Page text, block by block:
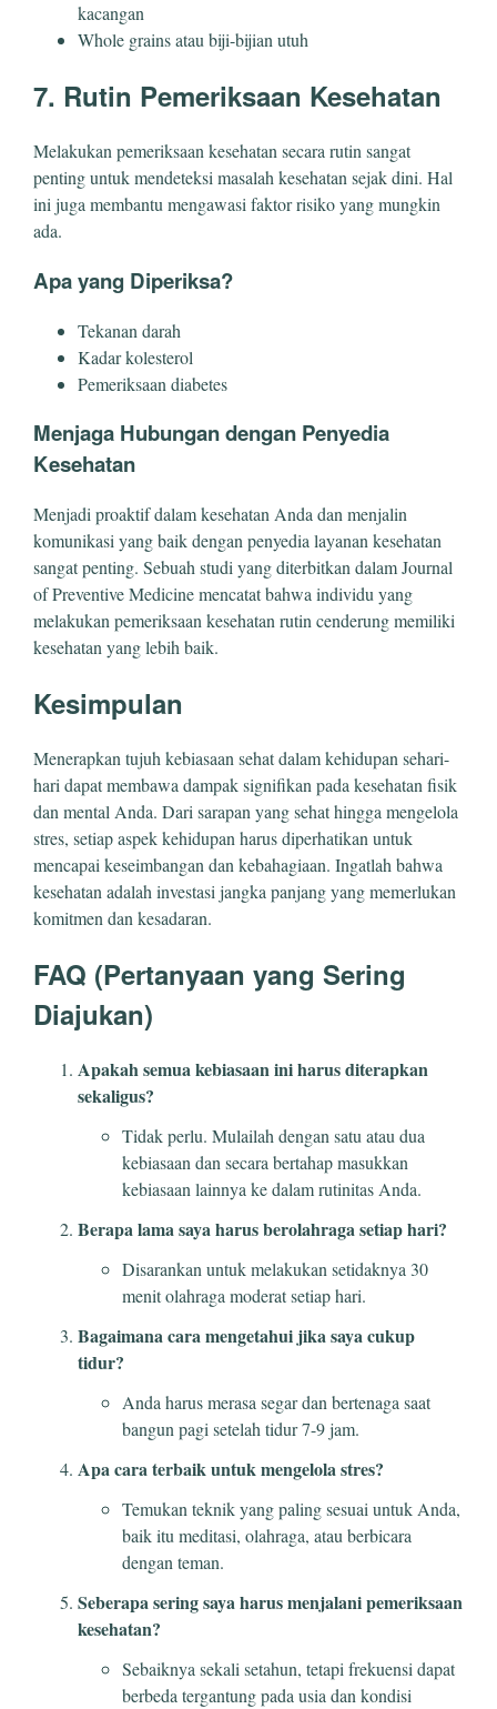
kacangan
Whole grains atau biji-bijian utuh
7. Rutin Pemeriksaan Kesehatan
Melakukan pemeriksaan kesehatan secara rutin sangat
penting untuk mendeteksi masalah kesehatan sejak dini. Hal
ini juga membantu mengawasi faktor risiko yang mungkin
ada.
Apa yang Diperiksa?
Tekanan darah
Kadar kolesterol
Pemeriksaan diabetes
Menjaga Hubungan dengan Penyedia
Kesehatan
Menjadi proaktif dalam kesehatan Anda dan menjalin
komunikasi yang baik dengan penyedia layanan kesehatan
sangat penting. Sebuah studi yang diterbitkan dalam Journal
of Preventive Medicine mencatat bahwa individu yang
melakukan pemeriksaan kesehatan rutin cenderung memiliki
kesehatan yang lebih baik.
Kesimpulan
Menerapkan tujuh kebiasaan sehat dalam kehidupan sehari-
hari dapat membawa dampak signifikan pada kesehatan fisik
dan mental Anda. Dari sarapan yang sehat hingga mengelola
stres, setiap aspek kehidupan harus diperhatikan untuk
mencapai keseimbangan dan kebahagiaan. Ingatlah bahwa
kesehatan adalah investasi jangka panjang yang memerlukan
komitmen dan kesadaran.
FAQ (Pertanyaan yang Sering
Diajukan)
Apakah semua kebiasaan ini harus diterapkan
sekaligus?
Tidak perlu. Mulailah dengan satu atau dua
kebiasaan dan secara bertahap masukkan
kebiasaan lainnya ke dalam rutinitas Anda.
Berapa lama saya harus berolahraga setiap hari?
Disarankan untuk melakukan setidaknya 30
menit olahraga moderat setiap hari.
Bagaimana cara mengetahui jika saya cukup
tidur?
Anda harus merasa segar dan bertenaga saat
bangun pagi setelah tidur 7-9 jam.
Apa cara terbaik untuk mengelola stres?
Temukan teknik yang paling sesuai untuk Anda,
baik itu meditasi, olahraga, atau berbicara
dengan teman.
Seberapa sering saya harus menjalani pemeriksaan
kesehatan?
Sebaiknya sekali setahun, tetapi frekuensi dapat
berbeda tergantung pada usia dan kondisi